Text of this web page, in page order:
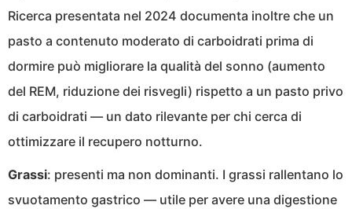
Ricerca presentata nel 2024 documenta inoltre che un
pasto a contenuto moderato di carboidrati prima di
dormire può migliorare la qualità del sonno (aumento
del REM, riduzione dei risvegli) rispetto a un pasto privo
di carboidrati — un dato rilevante per chi cerca di
ottimizzare il recupero notturno.
Grassi: presenti ma non dominanti. I grassi rallentano lo
svuotamento gastrico — utile per avere una digestione